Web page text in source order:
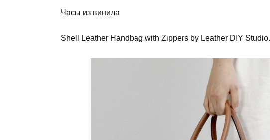
Часы из винила
Shell Leather Handbag with Zippers by Leather DIY Studio.